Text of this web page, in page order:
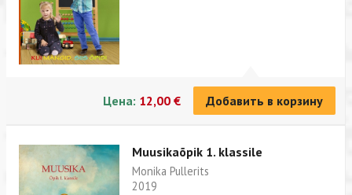
Цена: 12,00 € Добавить в корзину
Muusikaõpik 1. klassile
Monika Pullerits
2019